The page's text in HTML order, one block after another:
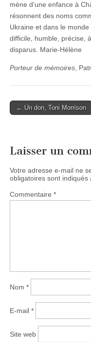
mène d’une enfance à
résonnent des noms
Ukraine et dans le
difficile, humble, précise,
disparus. Marie-Hélène
Porteur de mémoires ,
Post
← Un don, Toni Morrison
Laisser un
Votre adresse e-mail ne
obligatoires sont indiqués
Commentaire *
Nom *
E-mail *
Site web